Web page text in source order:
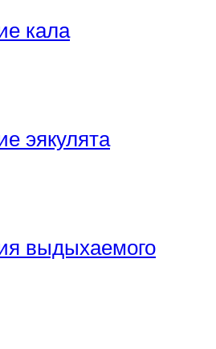
кала
эякулята
выдыхаемого